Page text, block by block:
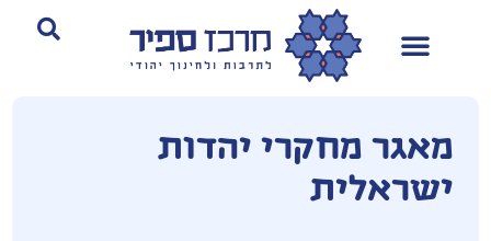
מאגר מחקרי יהדות
ישראלית